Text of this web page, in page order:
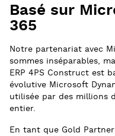
Basé sur
365
Notre partenariat avec
sommes inséparables,
ERP 4PS Construct est
évolutive Microsoft
utilisée par des millions
entier.
En tant que Gold